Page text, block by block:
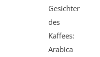
Gesichter
des
Kaffees:
Arabica